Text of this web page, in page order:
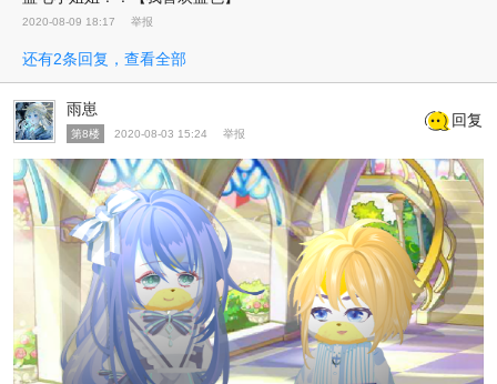
2020-08-09 18:17 举报
还有2条回复，查看全部
雨崽
第8楼 2020-08-03 15:24 举报
回复